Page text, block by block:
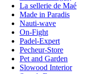
La sellerie de Maé
Made in Paradis
Nauti-wave
On-Fight
Padel-Expert
Pecheur-Store
Pet and Garden
Slowood Interior